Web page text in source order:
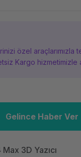
özel araçlarımızla
Kargo hizmetimizle
Gelince Haber Ver
3D Yazıcı